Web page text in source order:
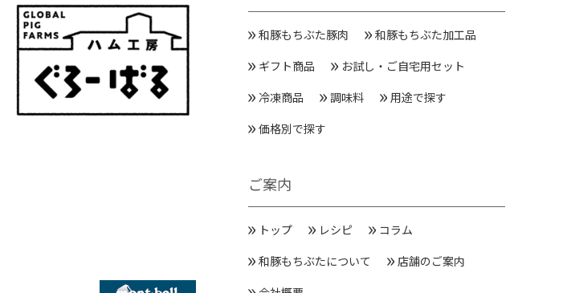
和豚もちぶた豚肉
和豚もちぶた加工品
ギフト商品
お試し・ご自宅用セット
冷凍商品
調味料
用途で探す
価格別で探す
ご案内
トップ レシピ
コラム
和豚もちぶたについて
店舗のご案内